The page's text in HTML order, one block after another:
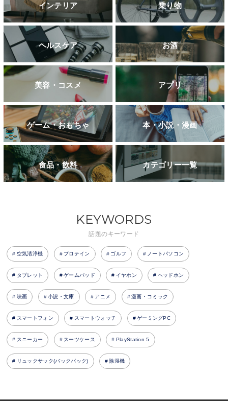
インテリア 乗り物
ヘルスケア お酒
美容・コスメ アプリ
ゲーム・おもちゃ 本・小説・漫画
食品・飲料 カテゴリー一覧
KEYWORDS
話題のキーワード
空気清浄機 プロテイン ゴルフ ノートパソコン
タブレット ゲームパッド イヤホン ヘッドホン
映画 小説・文庫 アニメ 漫画・コミック
スマートフォン スマートウォッチ ゲーミングPC
スニーカー スーツケース PlayStation 5
リュックサック(バックパック) 除湿機